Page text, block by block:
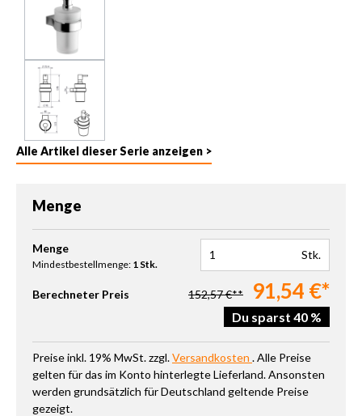
Alle Artikel dieser Serie anzeigen >
Menge
Produkt Anzahl: Gib den gewünschten Wert ein oder benutze
Menge
Mindestbestellmenge: 1 Stk.
Stk.
Berechneter Preis 152,57 €** 91,54 €*
Du sparst 40 %
Preise inkl. 19% MwSt. zzgl.Versandkosten . Alle Preise
gelten für das im Konto hinterlegte Lieferland. Ansonsten
werden grundsätzlich für Deutschland geltende Preise
gezeigt.